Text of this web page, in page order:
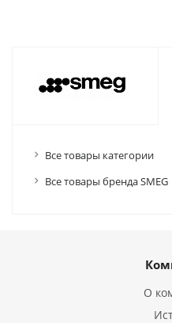
Все товары категории
Все товары бренда SMEG
О